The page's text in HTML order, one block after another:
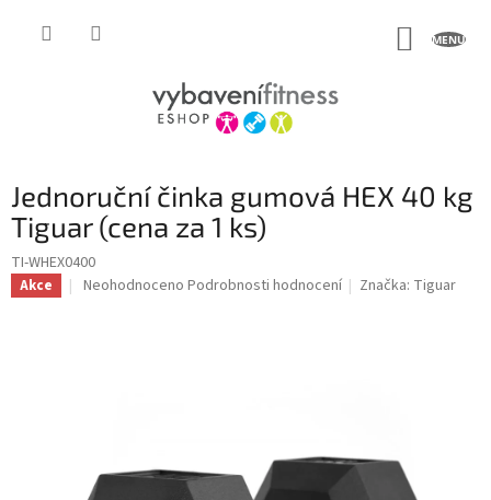
Jednoruční činka gumová HEX 40 kg
Tiguar (cena za 1 ks)
TI-WHEX0400
Akce
Průměrné
Neohodnoceno Podrobnosti hodnocení Značka: Tiguar